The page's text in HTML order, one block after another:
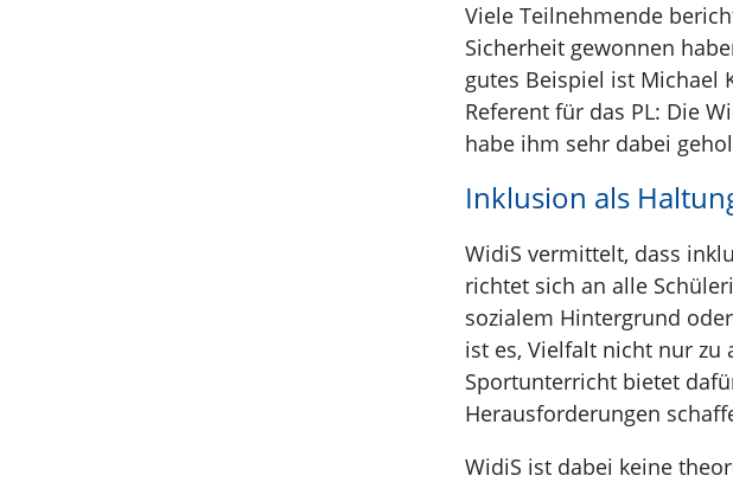
Viele Teilnehmende
Sicherheit gewonnen
gutes Beispiel ist Michael
Referent für das PL: Die
habe ihm sehr dabei
Inklusion als
WidiS vermittelt, dass
richtet sich an alle
sozialem Hintergrund
ist es, Vielfalt nicht nur zu
Sportunterricht bietet
Herausforderungen
WidiS ist dabei keine